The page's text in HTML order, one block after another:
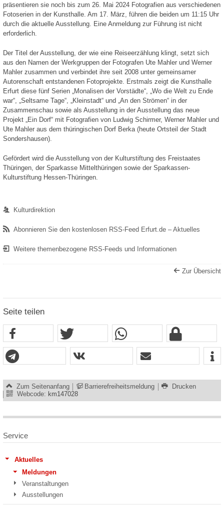
präsentieren sie noch bis zum 26. Mai 2024 Fotografien aus verschiedenen
Fotoserien in der Kunsthalle. Am 17. März, führen die beiden um 11:15 Uhr
durch die aktuelle Ausstellung. Eine Anmeldung zur Führung ist nicht
erforderlich.
Der Titel der Ausstellung, der wie eine Reiseerzählung klingt, setzt sich
aus den Namen der Werkgruppen der Fotografen Ute Mahler und Werner
Mahler zusammen und verbindet ihre seit 2008 unter gemeinsamer
Autorenschaft entstandenen Fotoprojekte. Erstmals zeigt die Kunsthalle
Erfurt diese fünf Serien „Monalisen der Vorstädte“, „Wo die Welt zu Ende
war“, „Seltsame Tage“, „Kleinstadt“ und „An den Strömen“ in der
Zusammenschau sowie als Ausstellung in der Ausstellung das neue
Projekt „Ein Dorf“ mit Fotografien von Ludwig Schirmer, Werner Mahler und
Ute Mahler aus dem thüringischen Dorf Berka (heute Ortsteil der Stadt
Sondershausen).
Gefördert wird die Ausstellung von der Kulturstiftung des Freistaates
Thüringen, der Sparkasse Mittelthüringen sowie der Sparkassen-
Kulturstiftung Hessen-Thüringen.
Kulturdirektion
Abonnieren Sie den kostenlosen RSS-Feed Erfurt.de – Aktuelles
Weitere themenbezogene RSS-Feeds und Informationen
Zur Übersicht
Seite teilen
Zum Seitenanfang Barrierefreiheitsmeldung
Drucken
Webcode: km147028
Service
Aktuelles
Meldungen
Veranstaltungen
Ausstellungen